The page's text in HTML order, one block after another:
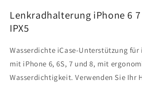
Lenkradhalterung iPhone 6
IPX5
Wasserdichte iCase-Unterstützung
mit iPhone 6, 6S, 7 und 8, mit
Wasserdichtigkeit. Verwenden Sie Ihr